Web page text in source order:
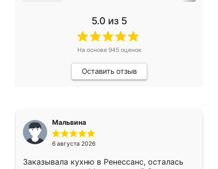
5.0 из 5
На основе 945оценок
Оставить отзыв
Мальвина
6 августа 2026
Заказывала кухню в Ренессанс, осталась